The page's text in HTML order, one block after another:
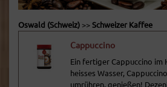
Oswald (Schweiz) >> Schweizer Kaffee
Cappuccino
Ein fertiger Cappuccino im
heisses Wasser,
umrühren, genießen!